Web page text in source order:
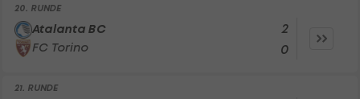
20. RUNDE
Atalanta BC
FC Torino
2
0
21. RUNDE